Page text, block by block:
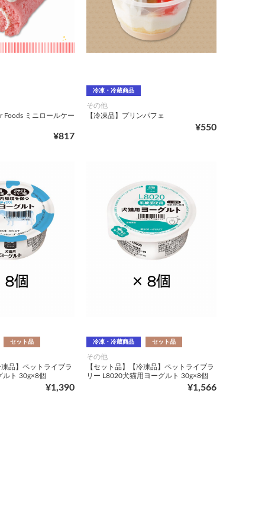
Foods ミニロールケー
¥817
冷凍・冷蔵商品
その他
【冷凍品】プリンパフェ
¥550
セット品
品】ペットライブラ
ルト 30g×8個
¥1,390
冷凍・冷蔵商品 セット品
その他
【セット品】【冷凍品】ペットライブラ
リー L8020犬猫用ヨーグルト 30g×8個
¥1,566